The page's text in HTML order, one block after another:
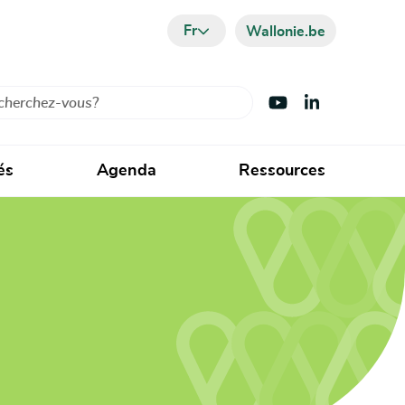
Fr Wallonie.be
Visiter Youtube
Visiter LinkedIn
Agenda Ressources